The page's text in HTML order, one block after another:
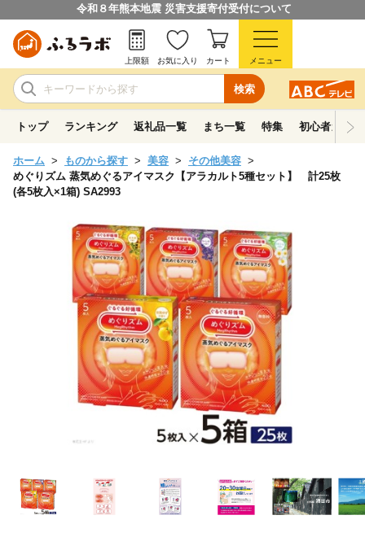
令和８年熊本地震 災害支援寄付受付について
検索
上限額 お気に入り カート メニュー
トップ ランキング 返礼品一覧 まち一覧 特集 初心者ガイド
ホーム ものから探す 美容
その他美容
めぐりズム 蒸気めぐるアイマスク【アラカルト5種セット】 計25枚
(各5枚入×1箱) SA2993